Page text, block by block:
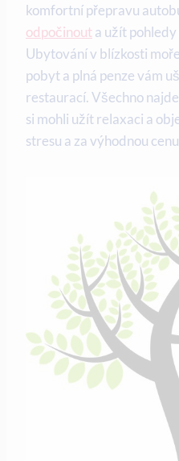
komfortní přepravu
odpočinout⁤a užít⁢
Ubytování ‌v blízkosti
pobyt a plná penze vám
⁣restaurací. Všechno
si mohli ‌užít relaxaci a
stresu a za výhodnou